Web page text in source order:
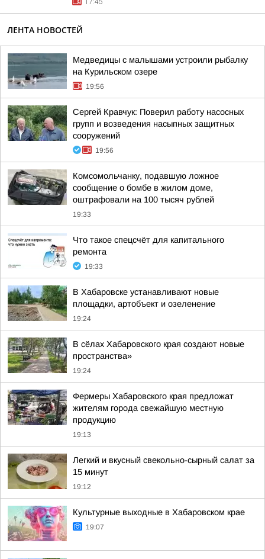
17:45
ЛЕНТА НОВОСТЕЙ
Медведицы с малышами устроили рыбалку
на Курильском озере
19:56
Сергей Кравчук: Поверил работу насосных
групп и возведения насыпных защитных
сооружений
19:56
Комсомольчанку, подавшую ложное
сообщение о бомбе в жилом доме,
оштрафовали на 100 тысяч рублей
19:33
Что такое спецсчёт для капитального
ремонта
19:33
В Хабаровске устанавливают новые
площадки, артобъект и озеленение
19:24
В сёлах Хабаровского края создают новые
пространства»
19:24
Фермеры Хабаровского края предложат
жителям города свежайшую местную
продукцию
19:13
Легкий и вкусный свекольно-сырный салат за
15 минут
19:12
Культурные выходные в Хабаровском крае
19:07